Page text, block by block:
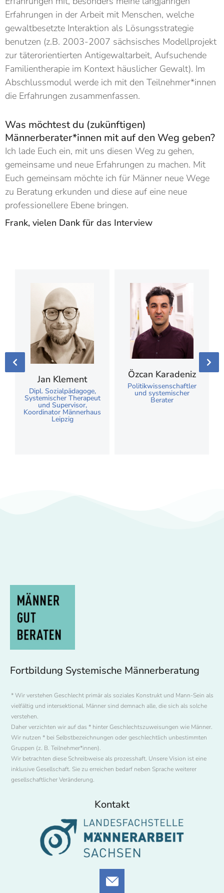
Erfahrungen in der Arbeit mit Menschen, welche
gewaltbesetzte Interaktion als Lösungsstrategie
benutzen (z.B. 2003-2007 sächsisches Modellprojekt
zur täterorientierten Antigewaltarbeit, Aufsuchende
Familientherapie im Kontext häuslicher Gewalt). Im
Abschlussmodul werde ich mit den Teilnehmer*innen
die Erfahrungen zusammenfassen.
Was möchtest du (zukünftigen)
Männerberater*innen mit auf den Weg geben?
Ich lade Euch ein, mit uns diesen Weg zu gehen,
gemeinsame und neue Erfahrungen zu machen. Mit
Euch gemeinsam möchte ich für Männer neue Wege
zu Beratung erkunden und diese auf eine neue
professionellere Ebene bringen.
Frank, vielen Dank für das Interview
Jan Klement
Dipl. Sozialpädagoge,
Systemischer Therapeut
und Supervisor,
Koordinator Männerhaus
Leipzig
Özcan Karadeniz
Politikwissenschaftler
und systemischer
Berater
Fortbildung Systemische Männerberatung
* Wir verstehen Geschlecht primär als soziales Konstrukt und Mann-Sein als
vielfältig und intersektional. Männer sind demnach alle, die sich als solche
verstehen.
Daher verzichten wir auf das * hinter Geschlechtszuweisungen wie Männer.
Wir nutzen * bei Selbstbezeichnungen oder geschlechtlich unbestimmten
Gruppen (z. B. Teilnehmer*innen).
Wir betrachten diese Schreibweise als prozesshaft. Unsere Vision ist eine
inklusive Gesellschaft. Sie zu erreichen bedarf neben Sprache weiterer
gesellschaftlicher Veränderung.
Kontakt